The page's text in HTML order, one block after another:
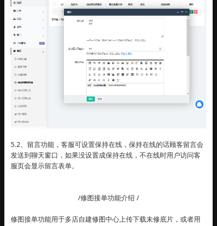
5.2、留言功能，客服可设置保持在线，保持在线的话顾客留言会
发送到聊天窗口，如果没设置成保持在线，不在线时用户访问客
服页会显示留言表单。
/修图接单功能介绍 /
修图接单功能用于多店自建修图中心上传下载未修底片，或者用